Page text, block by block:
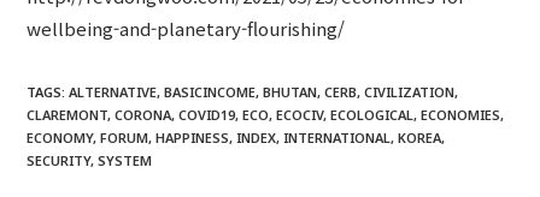
wellbeing-and-planetary-flourishing/
TAGS:ALTERNATIVE, BASICINCOME, BHUTAN, CERB, CIVILIZATION,
CLAREMONT, CORONA, COVID19, ECO, ECOCIV, ECOLOGICAL, ECONOMIES,
ECONOMY, FORUM, HAPPINESS, INDEX, INTERNATIONAL, KOREA,
SECURITY, SYSTEM